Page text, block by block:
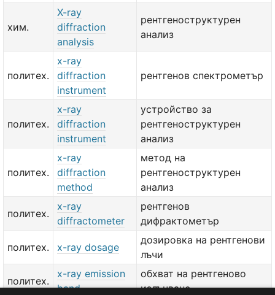
хим.
X-ray
diffraction
analysis
рентгеноструктурен
анализ
политех.
x-ray
diffraction
instrument
рентгенов спектрометър
политех.
x-ray
diffraction
instrument
устройство за
рентгеноструктурен
анализ
политех.
x-ray
diffraction
method
метод на
рентгеноструктурен
анализ
политех.
x-ray
diffractometer
рентгенов
дифрактометър
политех. x-ray dosage
дозировка на рентгенови
лъчи
политех.
x-ray emission
band
обхват на рентгеново
излъчване